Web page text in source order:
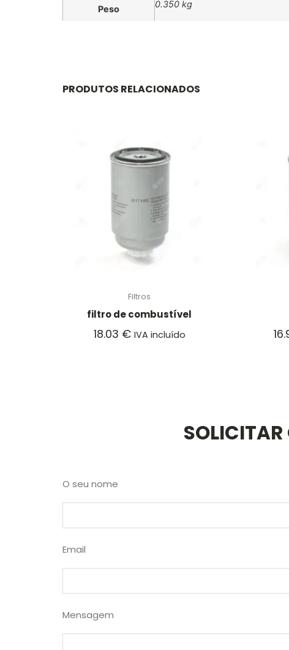
Peso 0.350 kg
PRODUTOS RELACIONADOS
Filtros
filtro de combustível
18.03 € IVA incluído
O seu nome
Email
Mensagem